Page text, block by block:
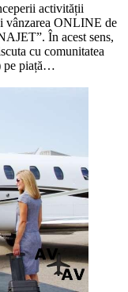
activității
vânzarea ONLINE de
În acest sens,
cu comunitatea
pe piață…